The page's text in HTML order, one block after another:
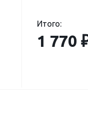
Итого:
1 770